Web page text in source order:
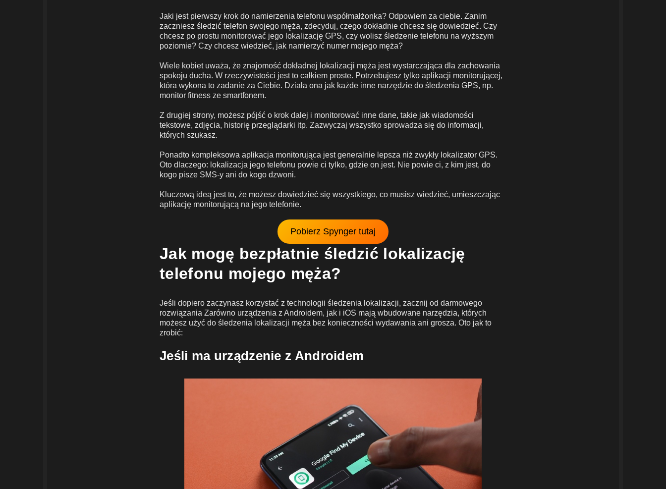
Jaki jest pierwszy krok do namierzenia telefonu współmałżonka? Odpowiem za ciebie. Zanim
zaczniesz śledzić telefon swojego męża, zdecyduj, czego dokładnie chcesz się dowiedzieć. Czy
chcesz po prostu monitorować jego lokalizację GPS, czy wolisz śledzenie telefonu na wyższym
poziomie? Czy chcesz wiedzieć, jak namierzyć numer mojego męża?
Wiele kobiet uważa, że znajomość dokładnej lokalizacji męża jest wystarczająca dla zachowania
spokoju ducha. W rzeczywistości jest to całkiem proste. Potrzebujesz tylko aplikacji monitorującej,
która wykona to zadanie za Ciebie. Działa ona jak każde inne narzędzie do śledzenia GPS, np.
monitor fitness ze smartfonem.
Z drugiej strony, możesz pójść o krok dalej i monitorować inne dane, takie jak wiadomości
tekstowe, zdjęcia, historię przeglądarki itp. Zazwyczaj wszystko sprowadza się do informacji,
których szukasz.
Ponadto kompleksowa aplikacja monitorująca jest generalnie lepsza niż zwykły lokalizator GPS.
Oto dlaczego: lokalizacja jego telefonu powie ci tylko, gdzie on jest. Nie powie ci, z kim jest, do
kogo pisze SMS-y ani do kogo dzwoni.
Kluczową ideą jest to, że możesz dowiedzieć się wszystkiego, co musisz wiedzieć, umieszczając
aplikację monitorującą na jego telefonie.
Pobierz Spynger tutaj
Jak mogę bezpłatnie śledzić lokalizację
telefonu mojego męża?
Jeśli dopiero zaczynasz korzystać z technologii śledzenia lokalizacji, zacznij od darmowego
rozwiązania Zarówno urządzenia z Androidem, jak i iOS mają wbudowane narzędzia, których
możesz użyć do śledzenia lokalizacji męża bez konieczności wydawania ani grosza. Oto jak to
zrobić:
Jeśli ma urządzenie z Androidem